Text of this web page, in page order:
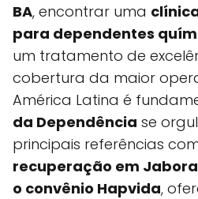
BA, encontrar uma
para dependentes
um tratamento de
cobertura da maior
América Latina é
da Dependência se
principais referências
recuperação em
o convênio Hapvida,